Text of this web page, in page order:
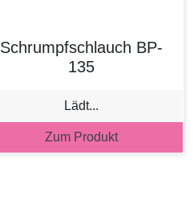
Schrumpfschlauch BP-
135
Lädt...
Zum Produkt